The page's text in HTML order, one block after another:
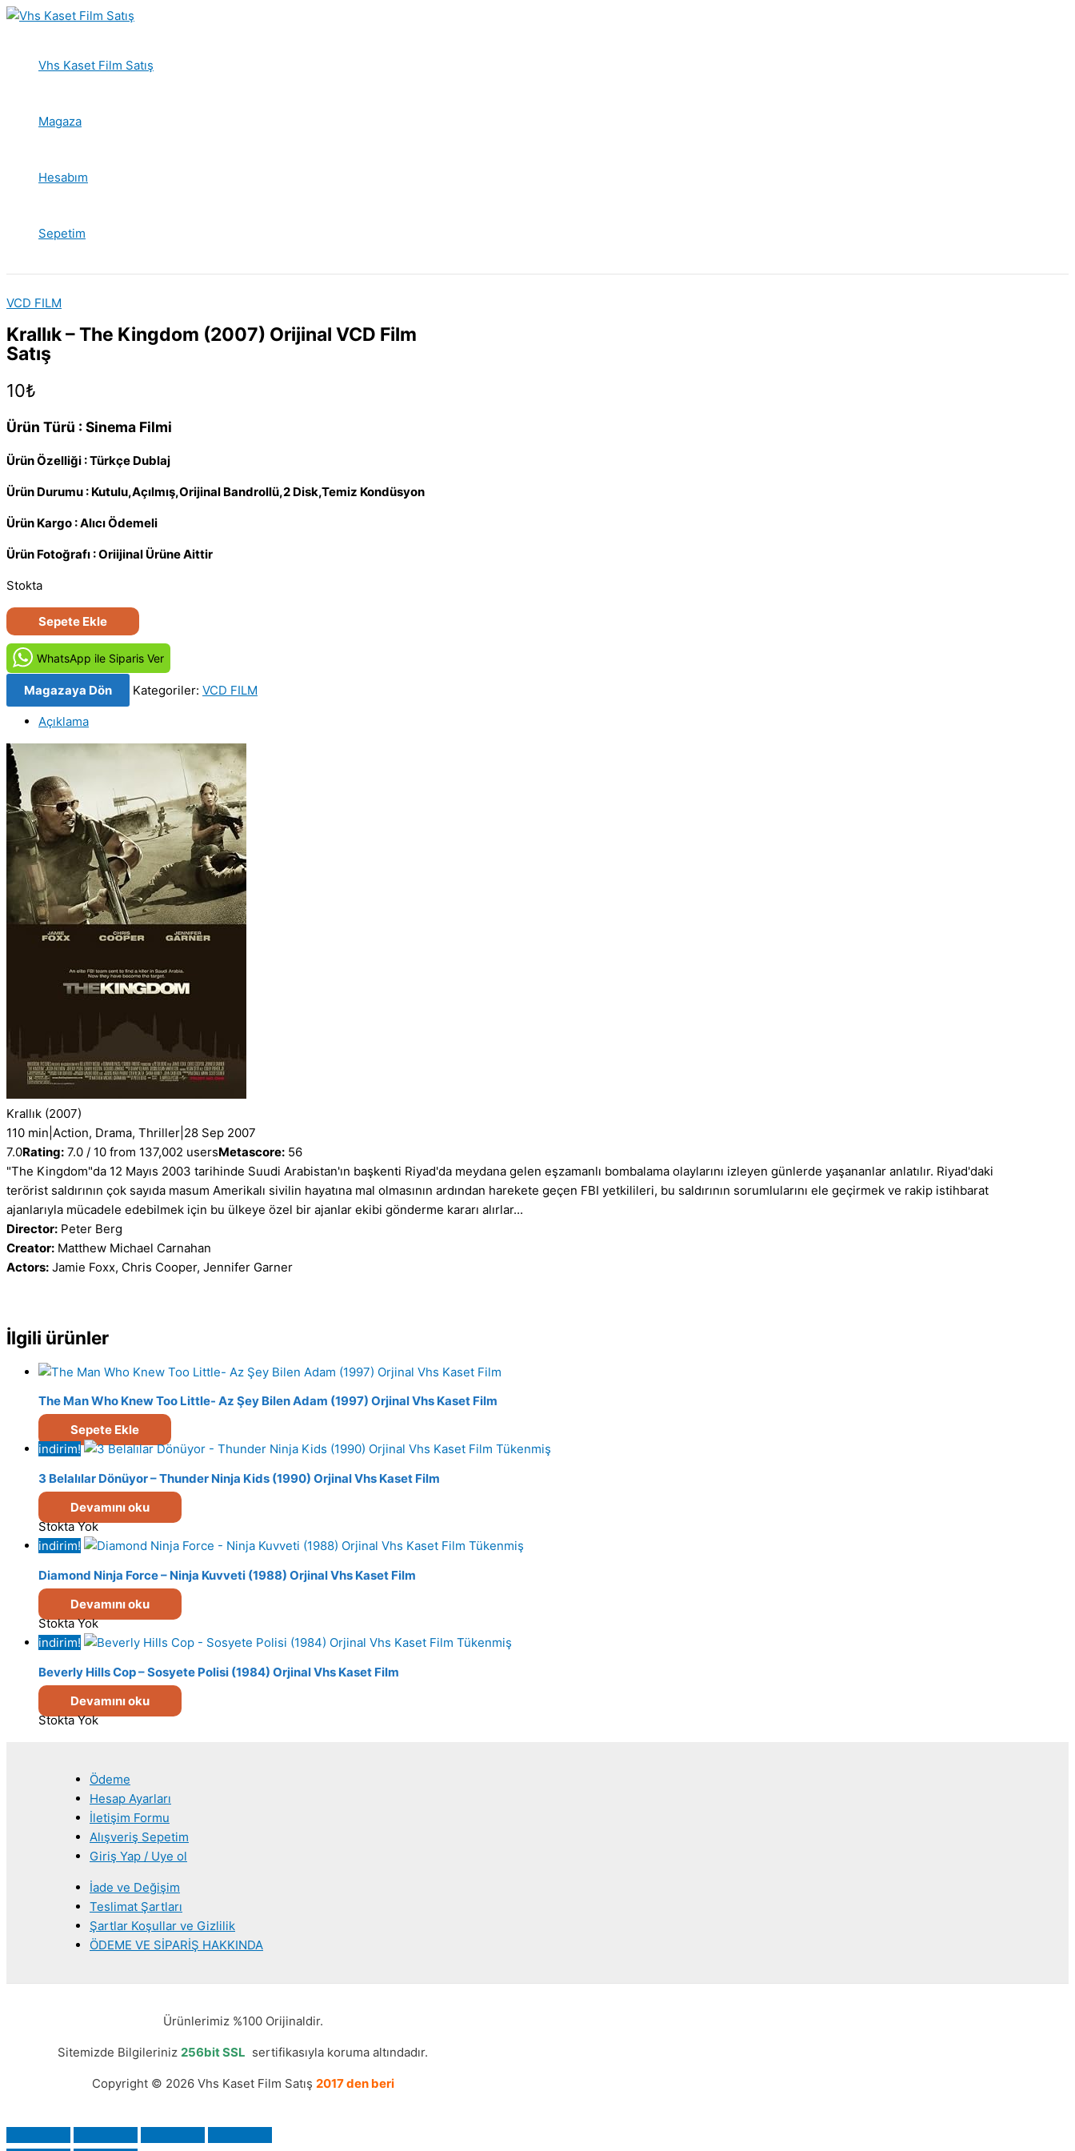
İçeriğe
Vhs Kaset Film Satış
Magaza
Hesabım
Sepetim
VCD FILM
Krallık – The Kingdom (2007) Orijinal VCD Film
Satış
10₺
Ürün Türü : Sinema Filmi
Ürün Özelliği : Türkçe Dublaj
Ürün Durumu : Kutulu,Açılmış,Orijinal Bandrollü,2 Disk,Temiz Kondüsyon
Ürün Kargo : Alıcı Ödemeli
Ürün Fotoğrafı : Oriijinal Ürüne Aittir
Stokta
Krallık
-
The
Kingdom
(2007)
Orijinal
Film
Satış
adet
Sepete Ekle
WhatsApp ile Siparis Ver
Magazaya Dön Kategoriler: VCD FILM
Açıklama
Krallık (2007)
110 min Action, Drama, Thriller 28 Sep 2007
7.0Rating: 7.0 / 10 from 137,002 usersMetascore: 56
"The Kingdom"da 12 Mayıs 2003 tarihinde Suudi Arabistan'ın başkenti Riyad'da meydana gelen eşzamanlı bombalama olaylarını izleyen günlerde yaşananlar anlatılır. Riyad'daki
terörist saldırının çok sayıda masum Amerikalı sivilin hayatına mal olmasının ardından harekete geçen FBI yetkilileri, bu saldırının sorumlularını ele geçirmek ve rakip istihbarat
ajanlarıyla mücadele edebilmek için bu ülkeye özel bir ajanlar ekibi gönderme kararı alırlar...
Director: Peter Berg
Creator: Matthew Michael Carnahan
Actors: Jamie Foxx, Chris Cooper, Jennifer Garner
İlgili ürünler
The Man Who Knew Too Little- Az Şey Bilen Adam (1997) Orjinal Vhs Kaset Film
Sepete Ekle
indirim!
Tükenmiş
3 Belalılar Dönüyor – Thunder Ninja Kids (1990) Orjinal Vhs Kaset Film
Devamını oku
Stokta Yok
indirim!
Tükenmiş
Diamond Ninja Force – Ninja Kuvveti (1988) Orjinal Vhs Kaset Film
Devamını oku
Stokta Yok
indirim!
Tükenmiş
Beverly Hills Cop – Sosyete Polisi (1984) Orjinal Vhs Kaset Film
Devamını oku
Stokta Yok
Ödeme
Hesap Ayarları
İletişim Formu
Alışveriş Sepetim
Giriş Yap / Uye ol
İade ve Değişim
Teslimat Şartları
Şartlar Koşullar ve Gizlilik
ÖDEME VE SİPARİŞ HAKKINDA
Ürünlerimiz %100 Orijinaldir.
Sitemizde Bilgileriniz 256bit SSL sertifikasıyla koruma altındadır.
Copyright © 2026 Vhs Kaset Film Satış 2017 den beri